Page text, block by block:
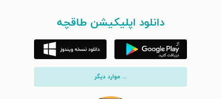
دانلود اپلیکیشن طاقچه
... موارد دیگر